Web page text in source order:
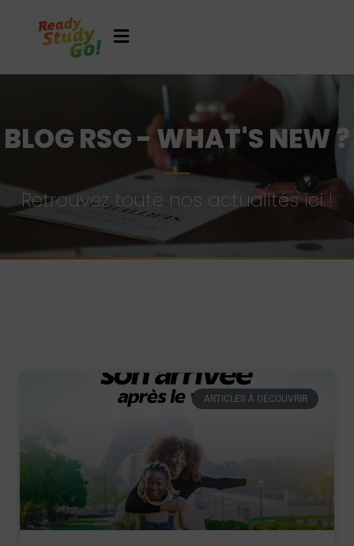
BLOG RSG - WHAT'S NEW ?
Retrouvez toute nos actualités ici !
ARTICLES À DÉCOUVRIR